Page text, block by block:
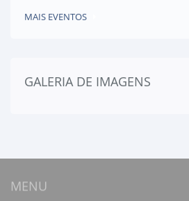
MAIS EVENTOS
GALERIA DE IMAGENS
MENU